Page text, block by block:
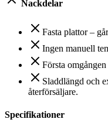
Nackdelar
Fasta plattor –
Ingen manuell
Första
Sladdlängd och
återförsäljare.
Specifikationer